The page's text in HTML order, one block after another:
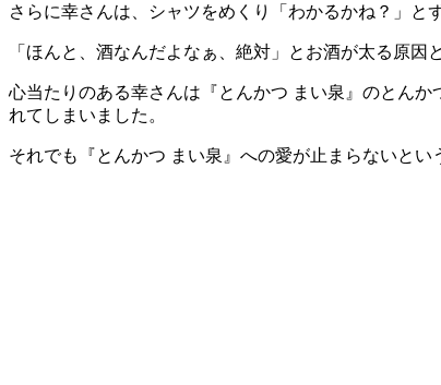
さらに幸さんは、シャツをめくり「わかるかね？」と
「ほんと、酒なんだよなぁ、絶対」とお酒が太る原
心当たりのある幸さんは『とんかつ まい泉』のとん
れてしまいました。
それでも『とんかつ まい泉』への愛が止まらないと